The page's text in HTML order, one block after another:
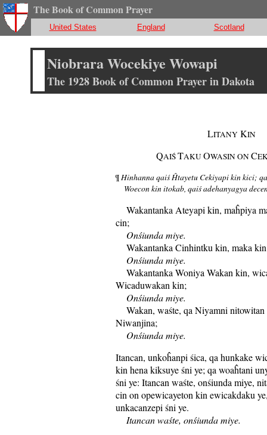
The Book of Common Prayer
United States England Scotland
Niobrara Wocekiye Wowapi
The 1928 Book of Common Prayer in Dakota
LITANYKIN
QAIŚTAKUOWASIN ONC
¶Hinhanna qaiś Ĥtayetu Cekiyapi kin kici;
Woecon kin itokab, qaiś adehanyagya
Wakantanka Ateyapi kin, maĥpiya
cin;
Onśiunda miye.
Wakantanka Cinhintku kin, maka
Onśiunda miye.
Wakantanka Woniya Wakan kin,
Wicaduwakan kin;
Onśiunda miye.
Wakan, waśte, qa Niyamni nitowitan
Niwanjina;
Onśiunda miye.
Itancan, unkoĥanpi śica, qa hunkake
kin hena kiksuye śni ye; qa woaĥtani
śni ye: Itancan waśte, onśiunda miye,
cin on opewicayeton kin ewicakdaku
unkacanzepi śni ye.
Itancan waśte, onśiunda miye.